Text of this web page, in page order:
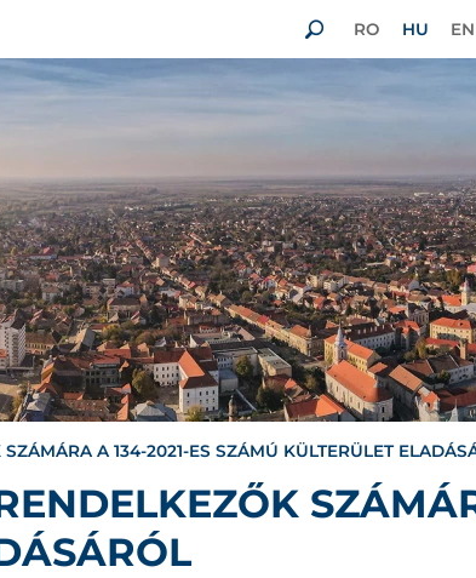
RO HU EN
A 134-2021-ES SZÁMÚ KÜLTERÜLET